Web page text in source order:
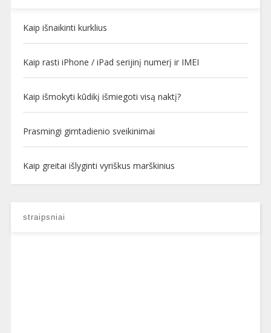
Kaip išnaikinti kurklius
Kaip rasti iPhone / iPad serijinį numerį ir IMEI
Kaip išmokyti kūdikį išmiegoti visą naktį?
Prasmingi gimtadienio sveikinimai
Kaip greitai išlyginti vyriškus marškinius
straipsniai